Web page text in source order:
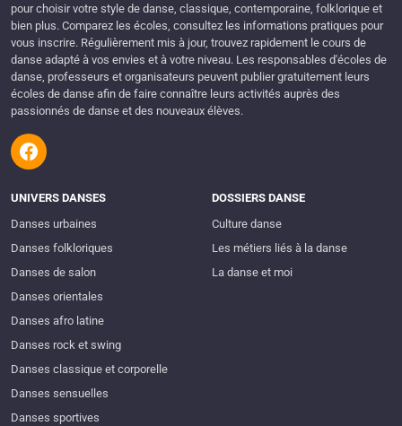
pour choisir votre style de danse, classique, contemporaine, folklorique et
bien plus. Comparez les écoles, consultez les informations pratiques pour
vous inscrire. Régulièrement mis à jour, trouvez rapidement le cours de
danse adapté à vos envies et à votre niveau. Les responsables d'écoles de
danse, professeurs et organisateurs peuvent publier gratuitement leurs
écoles de danse afin de faire connaître leurs activités auprès des
passionnés de danse et des nouveaux élèves.
UNIVERS DANSES
Danses urbaines
Danses folkloriques
Danses de salon
Danses orientales
Danses afro latine
Danses rock et swing
Danses classique et corporelle
Danses sensuelles
Danses sportives
DOSSIERS DANSE
Culture danse
Les métiers liés à la danse
La danse et moi